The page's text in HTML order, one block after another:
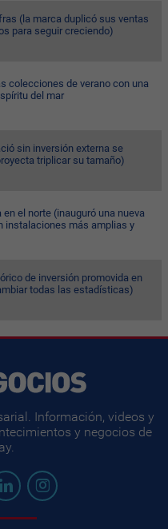
(la marca duplicó sus ventas
para seguir creciendo)
colecciones de verano con una
del mar
sin inversión externa se
triplicar su tamaño)
el norte (inauguró una nueva
instalaciones más amplias y
de inversión promovida en
todas las estadísticas)
Información, videos y
y negocios de